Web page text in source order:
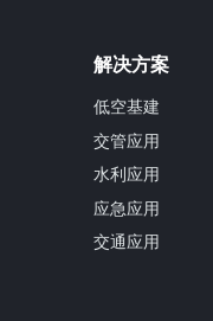
解决方案
低空基建
交管应用
水利应用
应急应用
交通应用